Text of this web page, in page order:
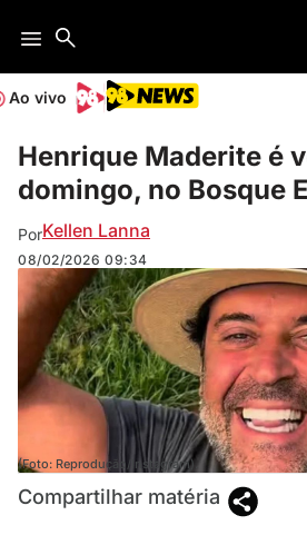
Ao vivo
Henrique Maderite é
domingo, no Bosque
PorKellen Lanna
08/02/2026 09:34
(Foto: Reprodução/Instagram).
Compartilhar matéria